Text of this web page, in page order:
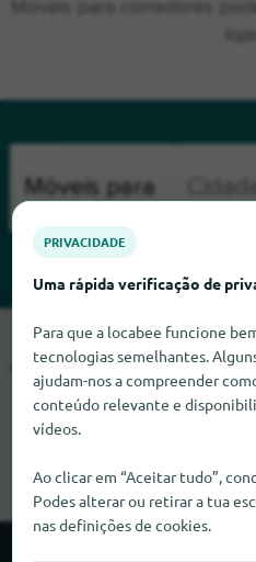
Lamentamos, mas não
corredores neste momento. Se
para corredores,
PRIVACIDADE
Uma rápida verificação de
Para que a locabee funcione
tecnologias semelhantes.
ajudam-nos a compreender
conteúdo relevante e
vídeos.
Ao clicar em “Aceitar tudo”,
Podes alterar ou retirar a tua
nas definições de cookies.